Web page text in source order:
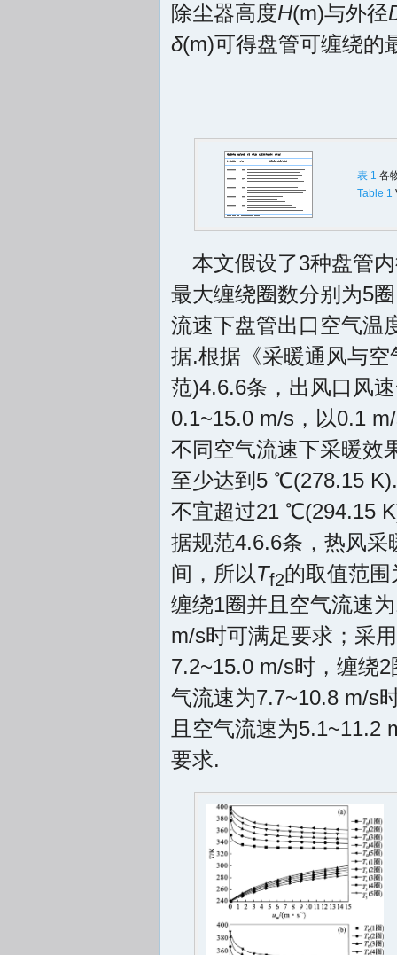
除尘器高度H(m)与外径
δ(m)可得盘管可缠绕的
表 1 各
Table 1
本文假设了3种盘管
最大缠绕圈数分别为5
流速下盘管出口空气温
据.根据《采暖通风与
范)4.6.6条，出风口风
0.1~15.0 m/s，以0.1
不同空气流速下采暖效
至少达到5 ℃(278.15
不宜超过21 ℃(294.15
据规范4.6.6条，热风
间，所以Tf2的取值范
缠绕1圈并且空气流速
m/s时可满足要求；采
7.2~15.0 m/s时，缠绕
气流速为7.7~10.8 m/s
且空气流速为5.1~11.2
要求.